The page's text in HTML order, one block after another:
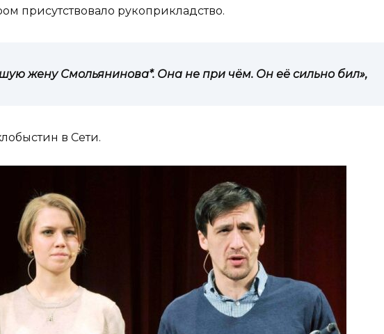
присутствовало рукоприкладство.
жену Смольянинова*. Она не при чём. Он её сильно бил»,
в Сети.